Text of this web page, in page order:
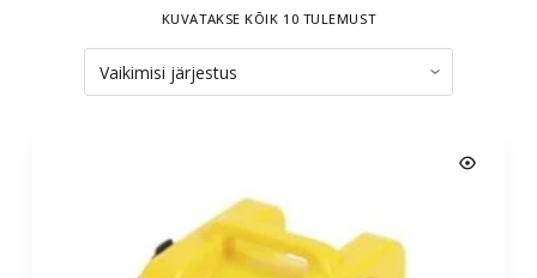
KUVATAKSE KÕIK 10 TULEMUST